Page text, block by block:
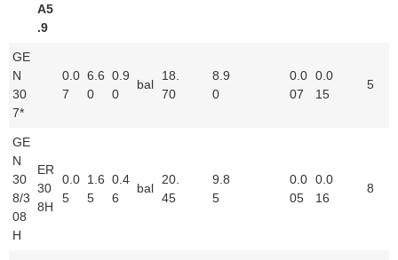
A5
.9
GE
N
30
7*
0.0
7
6.6
0
0.9
0
bal
18.
70
8.9
0
0.0
07
0.0
15
5
GE
N
30
8/3
08
H
ER
30
8H
0.0
5
1.6
5
0.4
6
bal
20.
45
9.8
5
0.0
05
0.0
16
8